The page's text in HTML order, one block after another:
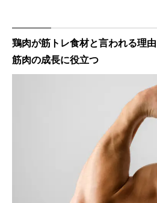
鶏肉が筋トレ食材と言われる理
筋肉の成長に役立つ